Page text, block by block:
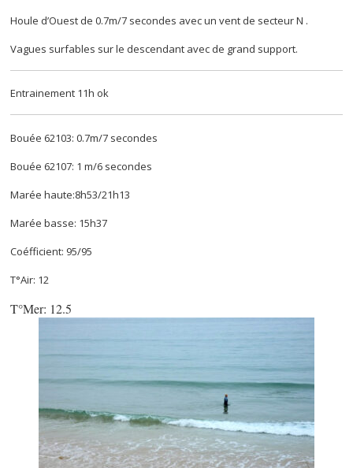
Houle d’Ouest de 0.7m/7 secondes avec un vent de secteur N .
Vagues surfables sur le descendant avec de grand support.
Entrainement 11h ok
Bouée 62103: 0.7m/7 secondes
Bouée 62107: 1 m/6 secondes
Marée haute:8h53/21h13
Marée basse: 15h37
Coéfficient: 95/95
T°Air: 12
T°Mer: 12.5